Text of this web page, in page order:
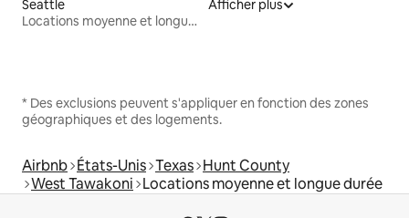
Seattle
Locations moyenne et longue durée
Afficher plus
* Des exclusions peuvent s'appliquer en fonction des zones
géographiques et des logements.
Airbnb États-Unis Texas Hunt County
West Tawakoni Locations moyenne et longue durée